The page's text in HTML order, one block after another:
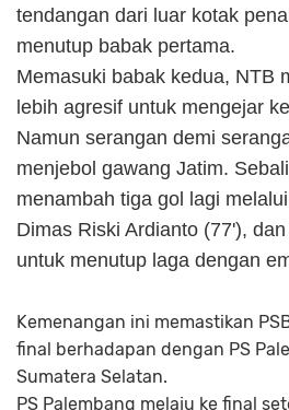
tendangan dari luar kotak
menutup babak pertama.
Memasuki babak kedua, NTB
lebih agresif untuk mengejar
Namun serangan demi
menjebol gawang Jatim.
menambah tiga gol lagi
Dimas Riski Ardianto (77'),
untuk menutup laga dengan
Kemenangan ini memastikan
final berhadapan dengan PS
Sumatera Selatan.
PS Palembang melaju ke final